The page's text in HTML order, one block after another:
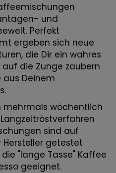
und
Perfekt
ergeben sich neue
die Dir ein wahres
die Zunge zaubern
aus Deinem
mehrmals wöchentlich
sind auf
getestet
"lange Tasse" Kaffee
geeignet.